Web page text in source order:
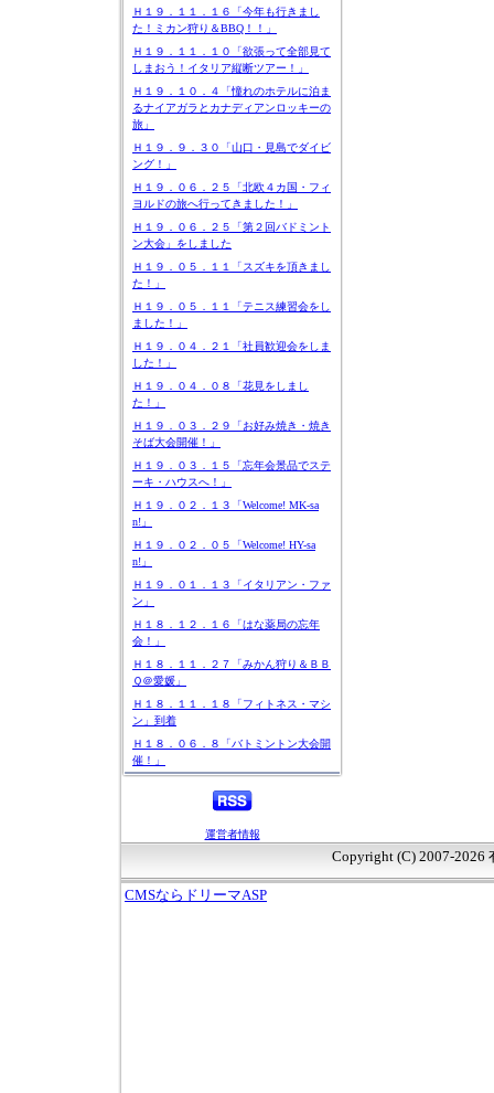
Ｈ１９．１１．１６「今年も行きまし
た！ミカン狩り＆BBQ！！」
Ｈ１９．１１．１０「欲張って全部見て
しまおう！イタリア縦断ツアー！」
Ｈ１９．１０．４「憧れのホテルに泊ま
るナイアガラとカナディアンロッキーの
旅」
Ｈ１９．９．３０「山口・見島でダイビ
ング！」
Ｈ１９．０６．２５「北欧４カ国・フィ
ヨルドの旅へ行ってきました！」
Ｈ１９．０６．２５「第２回バドミント
ン大会」をしました
Ｈ１９．０５．１１「スズキを頂きまし
た！」
Ｈ１９．０５．１１「テニス練習会をし
ました！」
Ｈ１９．０４．２１「社員歓迎会をしま
した！」
Ｈ１９．０４．０８「花見をしまし
た！」
Ｈ１９．０３．２９「お好み焼き・焼き
そば大会開催！」
Ｈ１９．０３．１５「忘年会景品でステ
ーキ・ハウスへ！」
Ｈ１９．０２．１３「Welcome! MK-sa
n!」
Ｈ１９．０２．０５「Welcome! HY-sa
n!」
Ｈ１９．０１．１３「イタリアン・ファ
ン」
Ｈ１８．１２．１６「はな薬局の忘年
会！」
Ｈ１８．１１．２７「みかん狩り＆ＢＢ
Ｑ＠愛媛」
Ｈ１８．１１．１８「フィトネス・マシ
ン」到着
Ｈ１８．０６．８「バトミントン大会開
催！」
運営者情報
Copyright (C) 2007-2026
CMSならドリーマASP